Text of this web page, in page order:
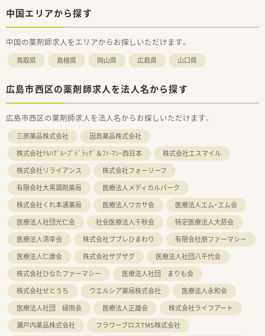
等々…
少しでも気になった方はお問い合わせくださいませ
中国エリアから探す
中国の薬剤師求人をエリアからお探しいただけます。
鳥取県 島根県 岡山県 広島県 山口県
広島市西区の薬剤師求人を法人名から探す
広島市西区の薬剤師求人を法人名からお探しいただけます。
三原薬品株式会社
因島薬品株式会社
株式会社ﾂﾙﾊｸﾞﾙｰﾌﾟﾄﾞﾗｯｸﾞ＆ﾌｧ-ﾏｼｰ西日本
株式会社エスマイル
株式会社リライアンス
株式会社フォーリーフ
有限会社大黒調剤薬局
医療法人メディカルパーク
株式会社くれ本通薬局
医療法人ワカサ会
医療法人エム・エム会
医療法人社団光仁会
社会医療法人千秋会
特定医療法人大慈会
医療法人清幸会
株式会社ププレひまわり
有限会社朋ファーマシー
医療法人仁康会
株式会社ザグザグ
医療法人社団八千代会
株式会社ひなたファーマシー
医療法人社団 まりも会
株式会社せとうち
ウエルシア薬局株式会社
医療法人永和会
医療法人社団 緑雨会
医療法人正雄会
株式会社ライフアート
瀬戸内薬品株式会社
フラワーブロスTMS株式会社